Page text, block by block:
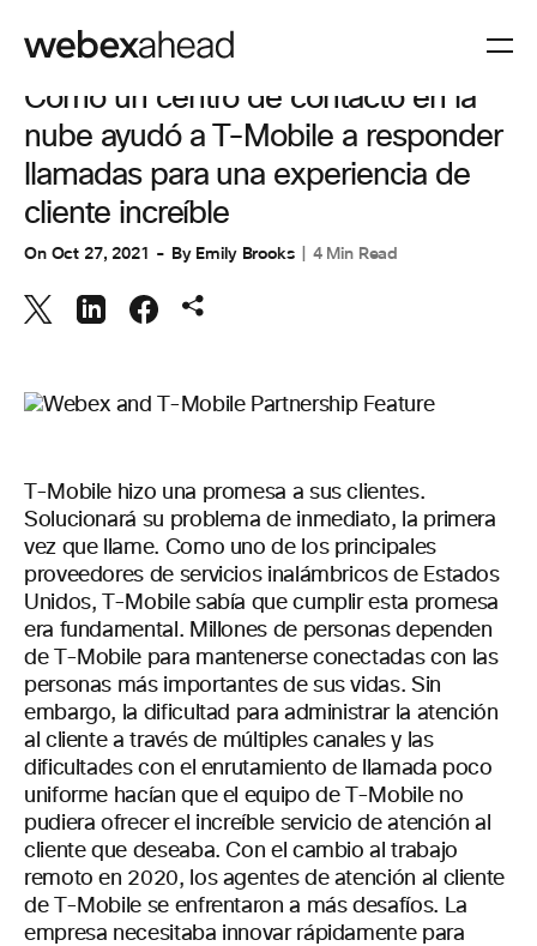
CUSTOMER STORIES,EXPERIENCIA DEL CLIENTE
Cómo un centro de contacto en la
nube ayudó a T-Mobile a responder
llamadas para una experiencia de
cliente increíble
On Oct 27, 2021 By Emily Brooks 4 Min Read
T-Mobile hizo una promesa a sus clientes.
Solucionará su problema de inmediato, la primera
vez que llame. Como uno de los principales
proveedores de servicios inalámbricos de Estados
Unidos, T-Mobile sabía que cumplir esta promesa
era fundamental. Millones de personas dependen
de T-Mobile para mantenerse conectadas con las
personas más importantes de sus vidas. Sin
embargo, la dificultad para administrar la atención
al cliente a través de múltiples canales y las
dificultades con el enrutamiento de llamada poco
uniforme hacían que el equipo de T-Mobile no
pudiera ofrecer el increíble servicio de atención al
cliente que deseaba. Con el cambio al trabajo
remoto en 2020, los agentes de atención al cliente
de T-Mobile se enfrentaron a más desafíos. La
empresa necesitaba innovar rápidamente para